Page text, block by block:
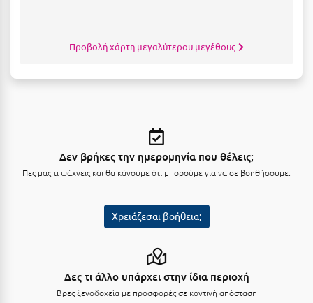
Κόρινθος
Κουφονήσια
Κύμη Ευβοίας
Προβολή χάρτη μεγαλύτερου μεγέθους
Δεν βρήκες την ημερομηνία που θέλεις;
Πες μας τι ψάχνεις και θα κάνουμε ότι μπορούμε για να σε βοηθήσουμε.
Χρειάζεσαι βοήθεια;
Δες τι άλλο υπάρχει στην ίδια περιοχή
Βρες ξενοδοχεία με προσφορές σε κοντινή απόσταση